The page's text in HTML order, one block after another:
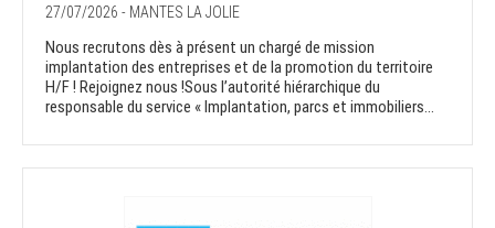
27/07/2026 - MANTES LA JOLIE
Nous recrutons dès à présent un chargé de mission
implantation des entreprises et de la promotion du territoire
H/F ! Rejoignez nous !Sous l’autorité hiérarchique du
responsable du service « Implantation, parcs et immobiliers...